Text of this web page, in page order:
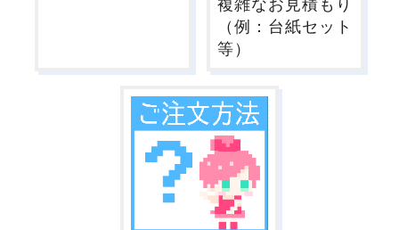
複雑なお見積もり
（例：台紙セット
等）